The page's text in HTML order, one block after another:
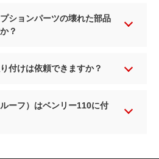
ションパーツの壊れた部品
？
付けは依頼できますか？
ーフ）はベンリー110に付